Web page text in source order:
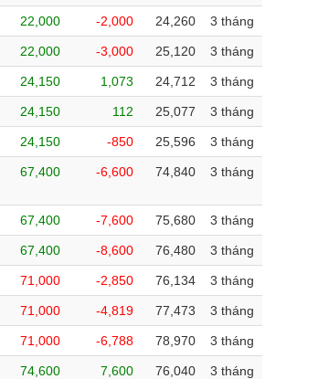
22,000 -2,000 24,260 3 tháng
22,000 -3,000 25,120 3 tháng
24,150 1,073 24,712 3 tháng
24,150 112 25,077 3 tháng
24,150 -850 25,596 3 tháng
67,400 -6,600 74,840 3 tháng
67,400 -7,600 75,680 3 tháng
67,400 -8,600 76,480 3 tháng
71,000 -2,850 76,134 3 tháng
71,000 -4,819 77,473 3 tháng
71,000 -6,788 78,970 3 tháng
74,600 7,600 76,040 3 tháng